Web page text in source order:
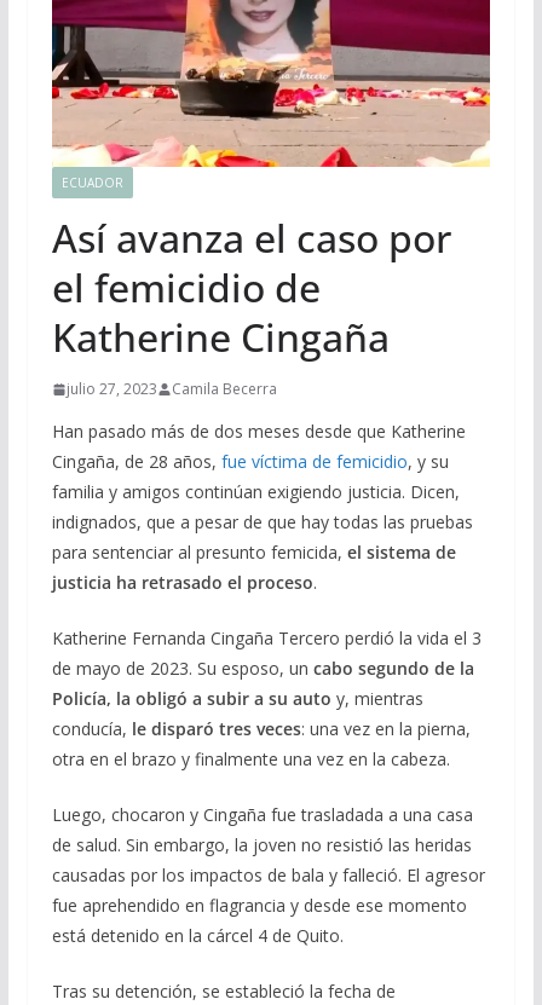
ECUADOR
Así avanza el caso por
el femicidio de
Katherine Cingaña
julio 27, 2023 Camila Becerra
Han pasado más de dos meses desde que Katherine
Cingaña, de 28 años, fue víctima de femicidio, y su
familia y amigos continúan exigiendo justicia. Dicen,
indignados, que a pesar de que hay todas las pruebas
para sentenciar al presunto femicida, el sistema de
justicia ha retrasado el proceso.
Katherine Fernanda Cingaña Tercero perdió la vida el 3
de mayo de 2023. Su esposo, un cabo segundo de la
Policía, la obligó a subir a su auto y, mientras
conducía, le disparó tres veces: una vez en la pierna,
otra en el brazo y finalmente una vez en la cabeza.
Luego, chocaron y Cingaña fue trasladada a una casa
de salud. Sin embargo, la joven no resistió las heridas
causadas por los impactos de bala y falleció. El agresor
fue aprehendido en flagrancia y desde ese momento
está detenido en la cárcel 4 de Quito.
Tras su detención, se estableció la fecha de